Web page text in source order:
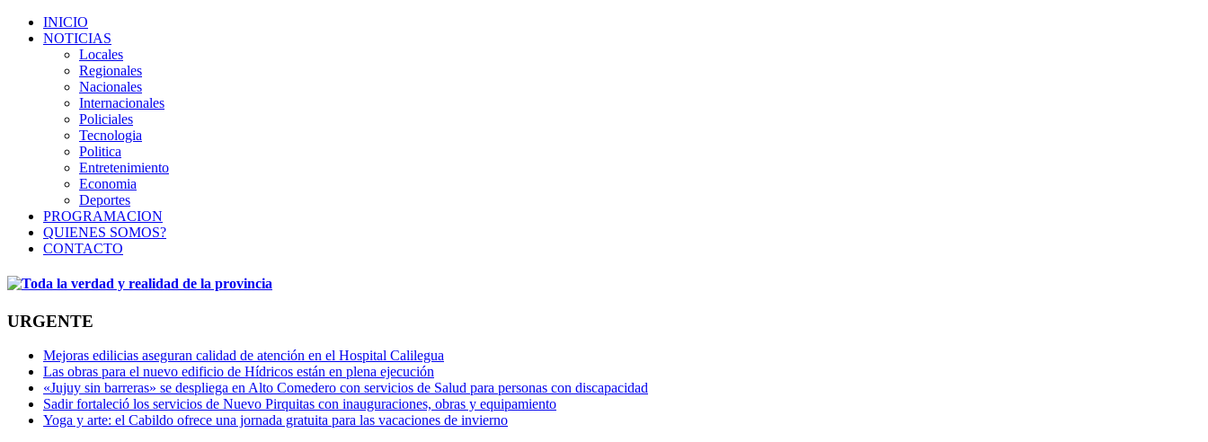
INICIO
NOTICIAS
Locales
Regionales
Nacionales
Internacionales
Policiales
Tecnologia
Politica
Entretenimiento
Economia
Deportes
PROGRAMACION
QUIENES SOMOS?
CONTACTO
URGENTE
Mejoras edilicias aseguran calidad de atención en el Hospital Calilegua
Las obras para el nuevo edificio de Hídricos están en plena ejecución
«Jujuy sin barreras» se despliega en Alto Comedero con servicios de Salud para personas con discapacidad
Sadir fortaleció los servicios de Nuevo Pirquitas con inauguraciones, obras y equipamiento
Yoga y arte: el Cabildo ofrece una jornada gratuita para las vacaciones de invierno